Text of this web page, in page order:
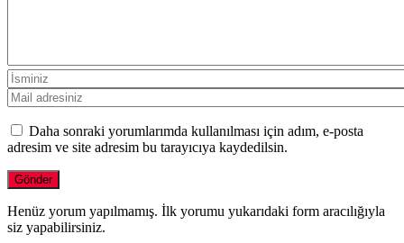
Daha sonraki yorumlarımda kullanılması için adım, e-posta
adresim ve site adresim bu tarayıcıya kaydedilsin.
Henüz yorum yapılmamış. İlk yorumu yukarıdaki form aracılığıyla
siz yapabilirsiniz.